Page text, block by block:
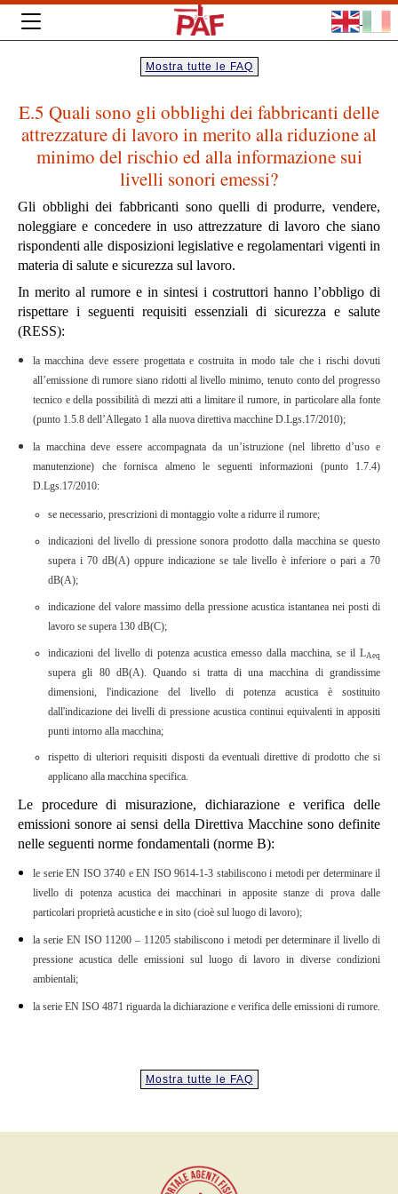
Mostra tutte le FAQ
E.5 Quali sono gli obblighi dei fabbricanti delle
attrezzature di lavoro in merito alla riduzione al
minimo del rischio ed alla informazione sui
livelli sonori emessi?
Gli obblighi dei fabbricanti sono quelli di produrre, vendere,
noleggiare e concedere in uso attrezzature di lavoro che siano
rispondenti alle disposizioni legislative e regolamentari vigenti in
materia di salute e sicurezza sul lavoro.
In merito al rumore e in sintesi i costruttori hanno l’obbligo di
rispettare i seguenti requisiti essenziali di sicurezza e salute
(RESS):
la macchina deve essere progettata e costruita in modo tale che i rischi dovuti
all’emissione di rumore siano ridotti al livello minimo, tenuto conto del progresso
tecnico e della possibilità di mezzi atti a limitare il rumore, in particolare alla fonte
(punto 1.5.8 dell’Allegato 1 alla nuova direttiva macchine D.Lgs.17/2010);
la macchina deve essere accompagnata da un’istruzione (nel libretto d’uso e
manutenzione) che fornisca almeno le seguenti informazioni (punto 1.7.4)
D.Lgs.17/2010:
se necessario, prescrizioni di montaggio volte a ridurre il rumore;
indicazioni del livello di pressione sonora prodotto dalla macchina se questo
supera i 70 dB(A) oppure indicazione se tale livello è inferiore o pari a 70
dB(A);
indicazione del valore massimo della pressione acustica istantanea nei posti di
lavoro se supera 130 dB(C);
indicazioni del livello di potenza acustica emesso dalla macchina, se il LAeq
supera gli 80 dB(A). Quando si tratta di una macchina di grandissime
dimensioni, l'indicazione del livello di potenza acustica è sostituito
dall'indicazione dei livelli di pressione acustica continui equivalenti in appositi
punti intorno alla macchina;
rispetto di ulteriori requisiti disposti da eventuali direttive di prodotto che si
applicano alla macchina specifica.
Le procedure di misurazione, dichiarazione e verifica delle
emissioni sonore ai sensi della Direttiva Macchine sono definite
nelle seguenti norme fondamentali (norme B):
le serie EN ISO 3740 e EN ISO 9614-1-3 stabiliscono i metodi per determinare il
livello di potenza acustica dei macchinari in apposite stanze di prova dalle
particolari proprietà acustiche e in sito (cioè sul luogo di lavoro);
la serie EN ISO 11200 – 11205 stabiliscono i metodi per determinare il livello di
pressione acustica delle emissioni sul luogo di lavoro in diverse condizioni
ambientali;
la serie EN ISO 4871 riguarda la dichiarazione e verifica delle emissioni di rumore.
Mostra tutte le FAQ